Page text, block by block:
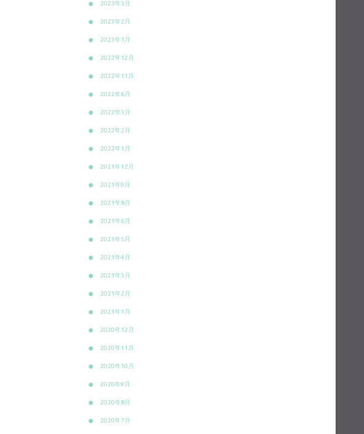
2023年3月
2023年2月
2023年1月
2022年12月
2022年11月
2022年6月
2022年3月
2022年2月
2022年1月
2021年12月
2021年9月
2021年8月
2021年6月
2021年5月
2021年4月
2021年3月
2021年2月
2021年1月
2020年12月
2020年11月
2020年10月
2020年9月
2020年8月
2020年7月